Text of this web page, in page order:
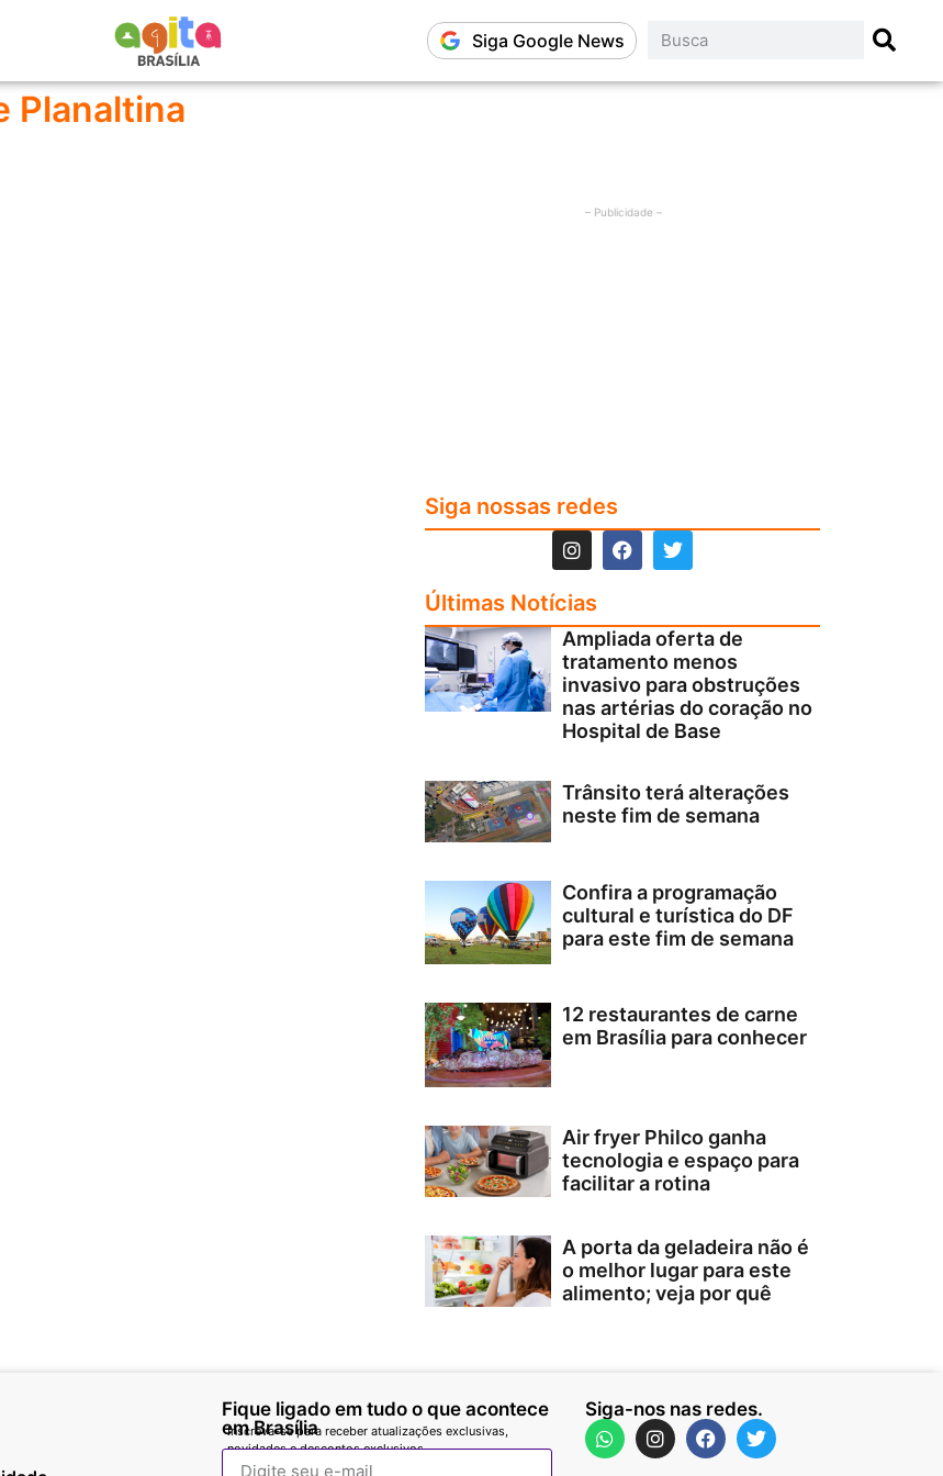
Siga Google News
Planaltina
– Publicidade –
Siga nossas redes
Últimas Notícias
Ampliada oferta de
tratamento menos
invasivo para obstruções
nas artérias do coração no
Hospital de Base
Trânsito terá alterações
neste fim de semana
Confira a programação
cultural e turística do DF
para este fim de semana
12 restaurantes de carne
em Brasília para conhecer
Air fryer Philco ganha
tecnologia e espaço para
facilitar a rotina
A porta da geladeira não é
o melhor lugar para este
alimento; veja por quê
Fique ligado em tudo o que acontece
em Brasília
Inscreva-se para receber atualizações exclusivas,
novidades e descontos exclusivos.
Siga-nos nas redes.